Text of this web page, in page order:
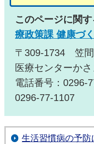
このページに関
療政策課 健康づ
〒309-1734 笠間
医療センターかさ
電話番号：0296-
0296-77-1107
生活習慣病の予防